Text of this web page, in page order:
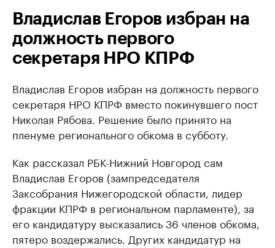
Владислав Егоров избран на
должность первого
секретаря НРО КПРФ
Владислав Егоров избран на должность первого
секретаря НРО КПРФ вместо покинувшего пост
Николая Рябова. Решение было принято на
пленуме регионального обкома в субботу.
Как рассказал РБК-Нижний Новгород сам
Владислав Егоров (зампредседателя
Заксобрания Нижегородской области, лидер
фракции КПРФ в региональном парламенте), за
его кандидатуру высказались 36 членов обкома,
пятеро воздержались. Других кандидатур на